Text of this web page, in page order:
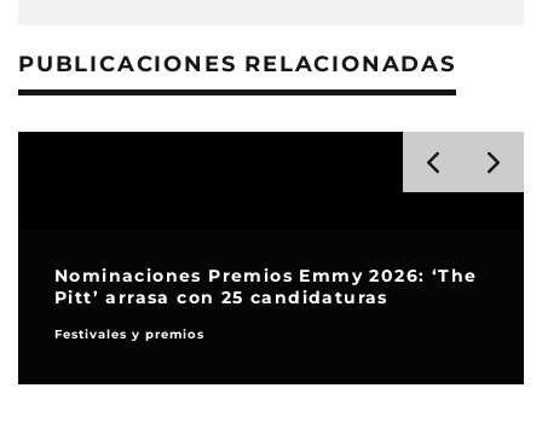
PUBLICACIONES RELACIONADAS
Nominaciones Premios Emmy 2026: ‘The
Pitt’ arrasa con 25 candidaturas
Festivales y premios